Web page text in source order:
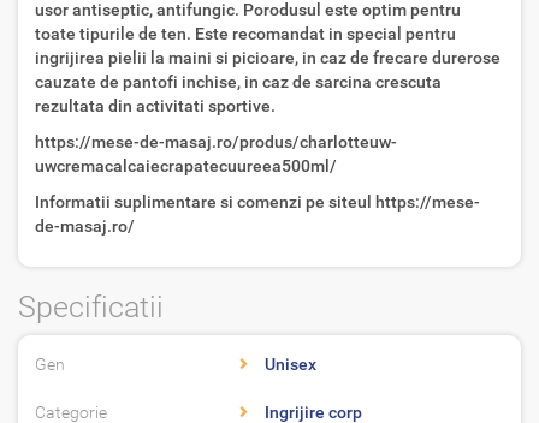
usor antiseptic, antifungic. Porodusul este optim pentru
toate tipurile de ten. Este recomandat in special pentru
ingrijirea pielii la maini si picioare, in caz de frecare durerose
cauzate de pantofi inchise, in caz de sarcina crescuta
rezultata din activitati sportive.
https://mese-de-masaj.ro/produs/charlotteuw-
uwcremacalcaiecrapatecuureea500ml/
Informatii suplimentare si comenzi pe siteul https://mese-
de-masaj.ro/
Specificatii
Gen Unisex
Categorie Ingrijire corp